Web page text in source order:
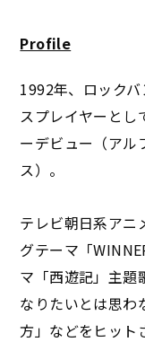
Profile
1992年、ロック
スプレイヤーとし
ーデビュー（アル
ス）。
テレビ朝日系アニ
グテーマ「
マ「西遊記」主題
なりたいとは思わ
方」などをヒット